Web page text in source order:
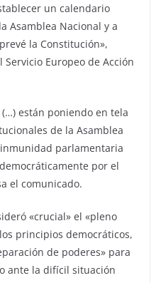
un calendario
Asamblea Nacional y a
la Constitución»,
Europeo de Acción
están poniendo en tela
de la Asamblea
parlamentaria
por el
el comunicado.
«crucial» el «pleno
principios democráticos,
de poderes» para
ante la difícil situación